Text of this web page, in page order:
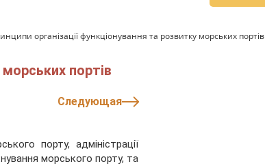
організації функціонування та розвитку морських портів
портів
Следующая
порту, адміністрації
морського порту, та